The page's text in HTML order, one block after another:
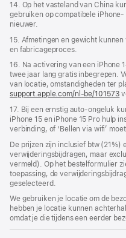
14. Op het vasteland van China
gebruiken op compatibele
nieuwer.
15. Afmetingen en gewicht
en fabricageproces.
16. Na activering van een iPhone
twee jaar lang gratis inbegrepen.
van locatie, omstandigheden ter
support.apple.com/nl-be/101573
17. Bij een ernstig auto-ongeluk
iPhone 15 en iPhone 15 Pro hulp
verbinding, of ‘Bellen via wifi’
De prijzen zijn inclusief btw (21%)
verwijderingsbijdragen, maar
vermeld). Op het bestelformulier
toepassing, de
geselecteerd.
We gebruiken je locatie om de
hebben je locatie kunnen
omdat je die tijdens een eerder